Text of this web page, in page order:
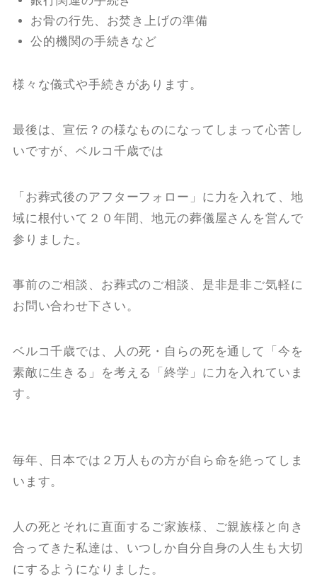
お骨の行先、お焚き上げの準備
公的機関の手続きなど
様々な儀式や手続きがあります。
最後は、宣伝？の様なものになってしまって心苦し
いですが、ベルコ千歳では
「お葬式後のアフターフォロー」に力を入れて、地
域に根付いて２０年間、地元の葬儀屋さんを営んで
参りました。
事前のご相談、お葬式のご相談、是非是非ご気軽に
お問い合わせ下さい。
ベルコ千歳では、人の死・自らの死を通して「今を
素敵に生きる」を考える「終学」に力を入れていま
す。
毎年、日本では２万人もの方が自ら命を絶ってしま
います。
人の死とそれに直面するご家族様、ご親族様と向き
合ってきた私達は、いつしか自分自身の人生も大切
にするようになりました。